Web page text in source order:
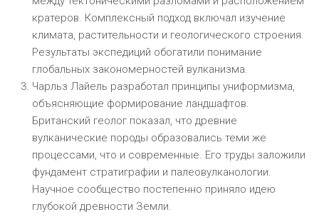
кратеров. Комплексный подход включал изучение
климата, растительности и геологического строения.
Результаты экспедиций обогатили понимание
глобальных закономерностей вулканизма.
Чарльз Лайель разработал принципы униформизма,
объясняющие формирование ландшафтов.
Британский геолог показал, что древние
вулканические породы образовались теми же
процессами, что и современные. Его труды заложили
фундамент стратиграфии и палеовулканологии.
Научное сообщество постепенно приняло идею
глубокой древности Земли.